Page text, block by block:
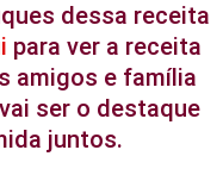
dessa receita
para ver a receita
amigos e família
ser o destaque
juntos.